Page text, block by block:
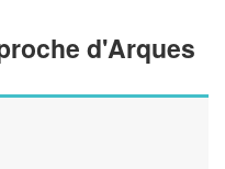
d'Arques